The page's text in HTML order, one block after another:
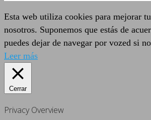
Esta web utiliza cookies para mejorar
nosotros. Suponemos que estás de
puedes dejar de navegar por vozed si
Leer más
Cerrar
Privacy Overview